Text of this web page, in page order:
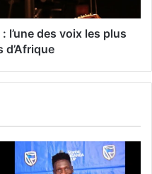
l’une des voix les plus
d’Afrique